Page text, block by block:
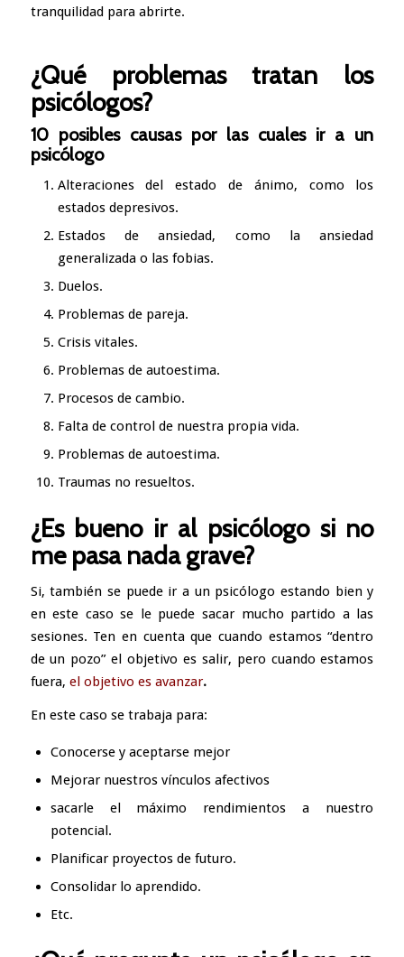
tranquilidad para abrirte.
¿Qué problemas tratan los
psicólogos?
10 posibles causas por las cuales ir a un
psicólogo
Alteraciones del estado de ánimo, como los
estados depresivos.
Estados de ansiedad, como la ansiedad
generalizada o las fobias.
Duelos.
Problemas de pareja.
Crisis vitales.
Problemas de autoestima.
Procesos de cambio.
Falta de control de nuestra propia vida.
Problemas de autoestima.
Traumas no resueltos.
¿Es bueno ir al psicólogo si no
me pasa nada grave?
Si, también se puede ir a un psicólogo estando bien y
en este caso se le puede sacar mucho partido a las
sesiones. Ten en cuenta que cuando estamos “dentro
de un pozo” el objetivo es salir, pero cuando estamos
fuera, el objetivo es avanzar.
En este caso se trabaja para:
Conocerse y aceptarse mejor
Mejorar nuestros vínculos afectivos
sacarle el máximo rendimientos a nuestro
potencial.
Planificar proyectos de futuro.
Consolidar lo aprendido.
Etc.